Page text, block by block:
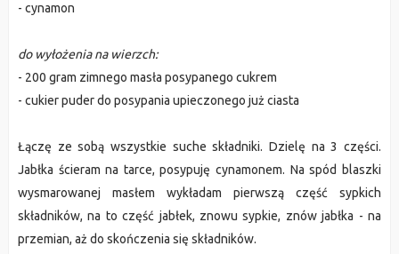
- cynamon
do wyłożenia na wierzch:
- 200 gram zimnego masła posypanego cukrem
- cukier puder do posypania upieczonego już ciasta
Łączę ze sobą wszystkie suche składniki. Dzielę na 3 części.
Jabłka ścieram na tarce, posypuję cynamonem. Na spód blaszki
wysmarowanej masłem wykładam pierwszą część sypkich
składników, na to część jabłek, znowu sypkie, znów jabłka - na
przemian, aż do skończenia się składników.